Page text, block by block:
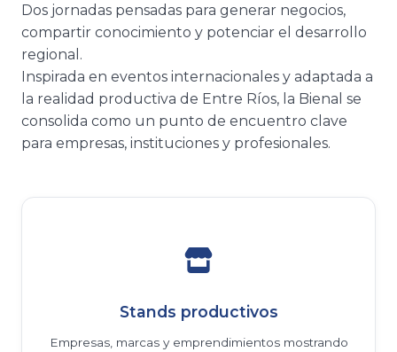
Dos jornadas pensadas para generar negocios,
compartir conocimiento y potenciar el desarrollo
regional.
Inspirada en eventos internacionales y adaptada a
la realidad productiva de Entre Ríos, la Bienal se
consolida como un punto de encuentro clave
para empresas, instituciones y profesionales.
Stands productivos
Empresas, marcas y emprendimientos mostrando